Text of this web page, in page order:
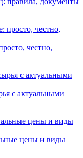
честно,
с актуальными
цены и виды